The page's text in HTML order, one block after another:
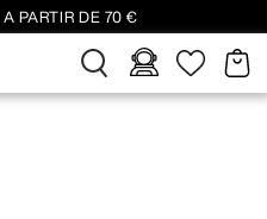
A PARTIR DE 70 €